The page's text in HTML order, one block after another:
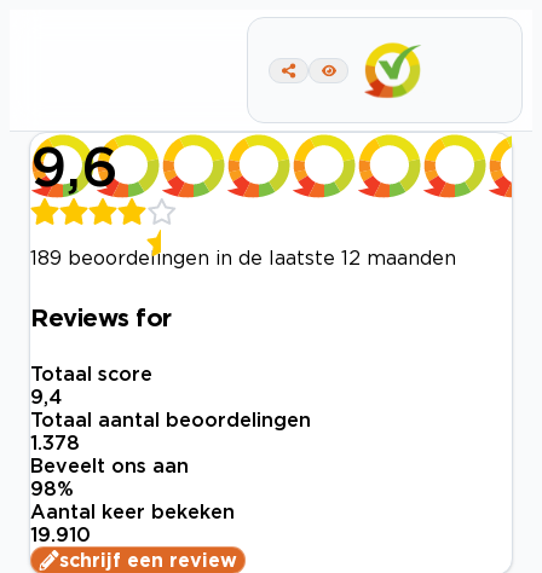
9,6
189 beoordelingen in de laatste 12 maanden
Reviews for
Totaal score
9,4
Totaal aantal beoordelingen
1.378
Beveelt ons aan
98%
Aantal keer bekeken
19.910
schrijf een review